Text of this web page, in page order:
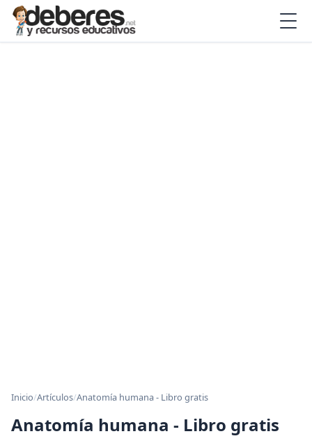
Inicio/Artículos/Anatomía humana - Libro gratis
Anatomía humana - Libro gratis